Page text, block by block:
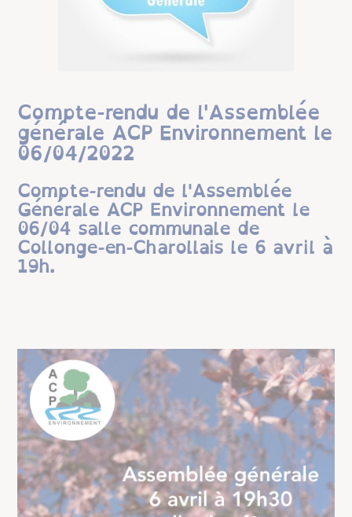
Compte-rendu de l'Assemblée
générale ACP Environnement le
06/04/2022
Compte-rendu de l'Assemblée
Générale ACP Environnement le
06/04 salle communale de
Collonge-en-Charollais le 6 avril à
19h.